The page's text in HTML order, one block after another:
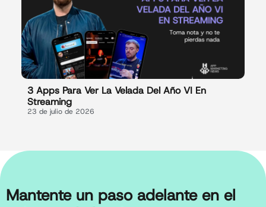
3 Apps Para Ver La Velada Del Año VI En
Streaming
23 de julio de 2026
Mantente un paso adelante en el